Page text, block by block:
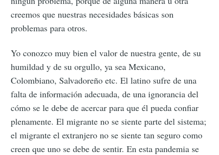
creemos que nuestras necesidades básicas son
problemas para otros.
Yo conozco muy bien el valor de nuestra gente, de su
humildad y de su orgullo, ya sea Mexicano,
Colombiano, Salvadoreño etc. El latino sufre de una
falta de información adecuada, de una ignorancia del
cómo se le debe de acercar para que él pueda confiar
plenamente. El migrante no se siente parte del sistema;
el migrante el extranjero no se siente tan seguro como
creen que uno se debe de sentir. En esta pandemia se